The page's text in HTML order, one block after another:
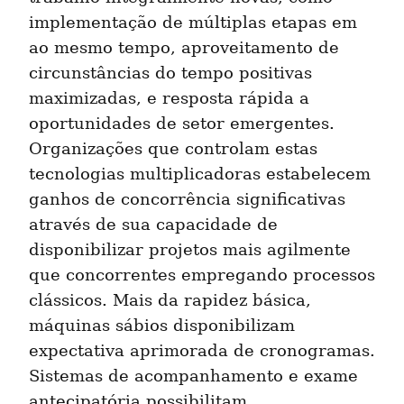
implementação de múltiplas etapas em
ao mesmo tempo, aproveitamento de
circunstâncias do tempo positivas
maximizadas, e resposta rápida a
oportunidades de setor emergentes.
Organizações que controlam estas
tecnologias multiplicadoras estabelecem
ganhos de concorrência significativas
através de sua capacidade de
disponibilizar projetos mais agilmente
que concorrentes empregando processos
clássicos. Mais da rapidez básica,
máquinas sábios disponibilizam
expectativa aprimorada de cronogramas.
Sistemas de acompanhamento e exame